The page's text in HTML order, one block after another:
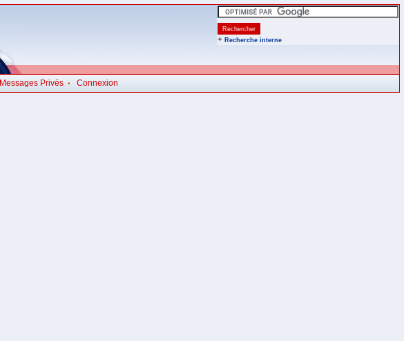
+ Recherche interne
Messages Privés• Connexion